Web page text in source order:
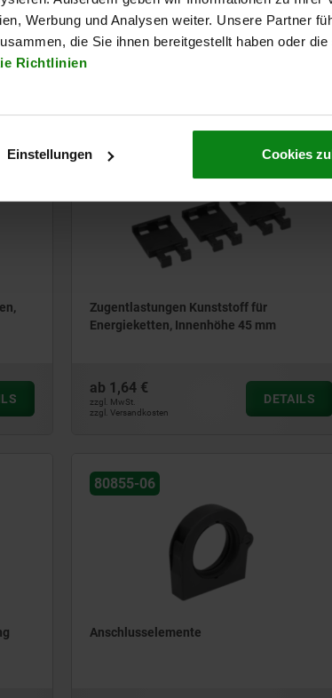
Werbung und Analysen weiter. Unsere Partner
die Sie ihnen bereitgestellt haben oder
Richtlinien
Einstellungen Cookies
80850-93
Zugentlastungen Kunststoff für
Energieketten, Innenhöhe 45 mm
ab 1,64 €
zzgl. MwSt.
zzgl. Versandkosten
DETAILS
80855-06
Anschlusselemente